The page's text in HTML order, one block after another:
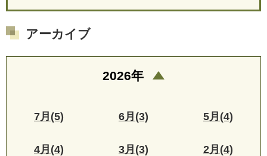
アーカイブ
2026年
7月(5) 6月(3) 5月(4)
4月(4) 3月(3) 2月(4)